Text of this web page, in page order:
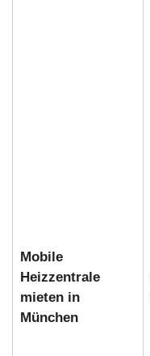
Mobile
Heizzentrale
mieten in
München